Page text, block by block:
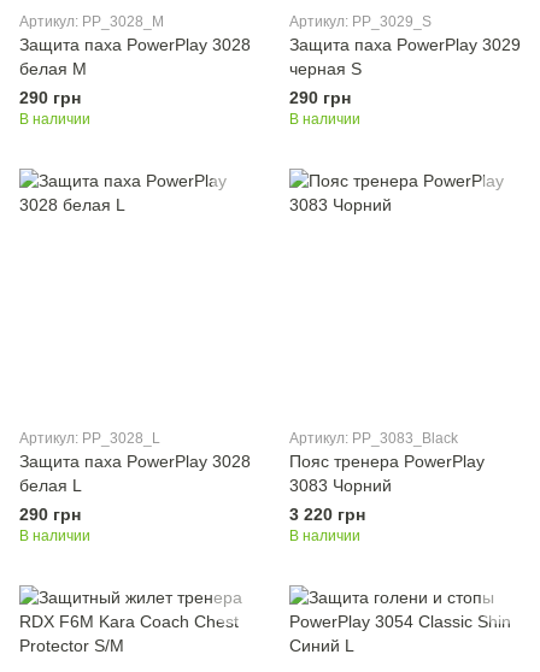
Артикул: PP_3028_M
Защита паха PowerPlay 3028
белая M
290 грн
В наличии
Артикул: PP_3029_S
Защита паха PowerPlay 3029
черная S
290 грн
В наличии
Артикул: PP_3028_L
Защита паха PowerPlay 3028
белая L
290 грн
В наличии
Артикул: PP_3083_Black
Пояс тренера PowerPlay
3083 Чорний
3 220 грн
В наличии